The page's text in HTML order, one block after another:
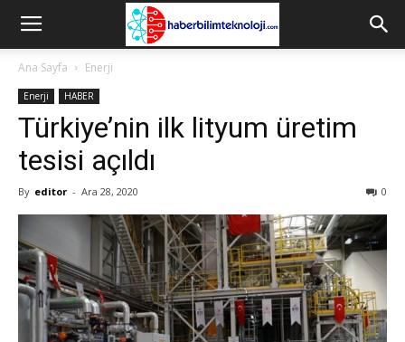
Ana Sayfa Enerji
Enerji HABER
Türkiye’nin ilk lityum üretim
tesisi açıldı
By editor - Ara 28, 2020 0